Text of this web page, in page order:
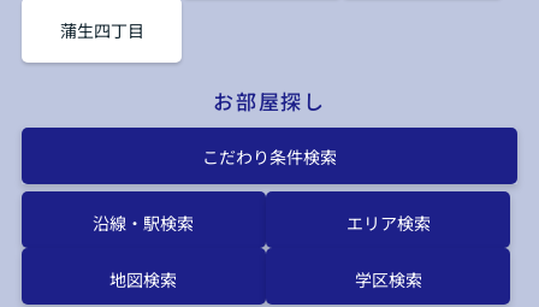
蒲生四丁目
お部屋探し
こだわり条件検索
沿線・駅検索 エリア検索
地図検索 学区検索